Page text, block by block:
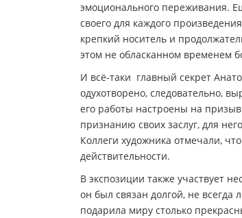
эмоционального переживания.
своего для каждого
крепкий носитель и
этом не обласканном временем
И всё-таки главный секрет
одухотворено, следовательно,
его работы настроены на
признанию своих заслуг, для
Коллеги художника отмечали,
действительности.
В экспозиции также участвует
он был связан долгой, не
подарила миру столько